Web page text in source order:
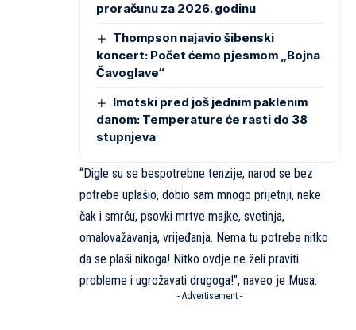
proračunu za 2026. godinu
Thompson najavio šibenski
koncert: Počet ćemo pjesmom „Bojna
Čavoglave“
Imotski pred još jednim paklenim
danom: Temperature će rasti do 38
stupnjeva
“Digle su se bespotrebne tenzije, narod se bez
potrebe uplašio, dobio sam mnogo prijetnji, neke
čak i smrću, psovki mrtve majke, svetinja,
omalovažavanja, vrijeđanja. Nema tu potrebe nitko
da se plaši nikoga! Nitko ovdje ne želi praviti
probleme i ugrožavati drugoga!”, naveo je Musa.
- Advertisement -